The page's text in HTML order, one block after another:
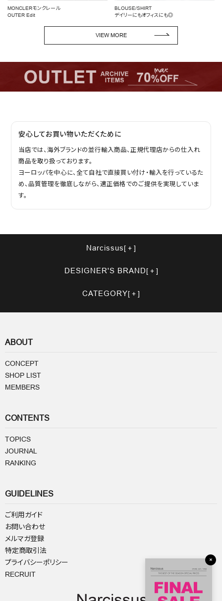
×
MONCLERモンクレール
OUTER Edit
BLOUSE/SHIRT
デイリーにもオフィスにも◎
VIEW MORE
安心してお買い物いただくために
当店では、海外ブランドの並行輸入商品、正規代理店からの仕入れ
商品を取り扱っております。
ヨーロッパを中心に、全て自社で直接買い付け・輸入を行っているた
め、品質管理を徹底しながら、適正価格でのご提供を実現していま
す。
Narcissus
DESIGNER'S BRAND
CATEGORY
ABOUT
CONCEPT
SHOP LIST
MEMBERS
CONTENTS
TOPICS
JOURNAL
RANKING
GUIDELINES
ご利用ガイド
お問い合わせ
メルマガ登録
特定商取引法
プライバシーポリシー
RECRUIT